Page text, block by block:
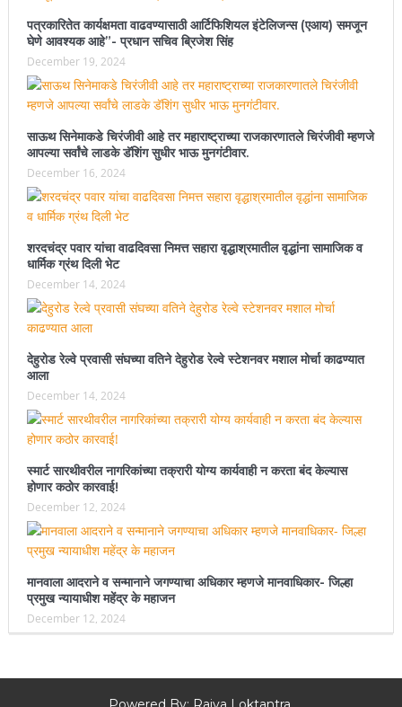
पत्रकारितेत कार्यक्षमता वाढवण्यासाठी आर्टिफिशियल इंटेलिजन्स (एआय) समजून
घेणे आवश्यक आहे”- प्रधान सचिव ब्रिजेश सिंह
December 19, 2024
साऊथ सिनेमाकडे चिरंजीवी आहे तर महाराष्ट्राच्या राजकारणातले चिरंजीवी म्हणजे
आपल्या सर्वांचे लाडके डॅशिंग सुधीर भाऊ मुनगंटीवार.
December 16, 2024
शरदचंद्र पवार यांचा वाढदिवसा निमत्त सहारा वृद्धाश्रमातील वृद्धांना सामाजिक व
धार्मिक ग्रंथ दिली भेट
December 14, 2024
देहुरोड रेल्वे प्रवासी संघच्या वतिने देहुरोड रेल्वे स्टेशनवर मशाल मोर्चा काढण्यात
आला
December 14, 2024
स्मार्ट सारथीवरील नागरिकांच्या तक्रारी योग्य कार्यवाही न करता बंद केल्यास
होणार कठोर कारवाई!
December 12, 2024
मानवाला आदराने व सन्मानाने जगण्याचा अधिकार म्हणजे मानवाधिकार- जिल्हा
प्रमुख न्यायाधीश महेंद्र के महाजन
December 12, 2024